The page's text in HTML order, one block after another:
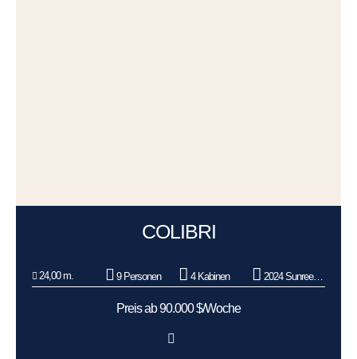
COLIBRI
24,00 m. 9 Personen 4 Kabinen 2024 Sunreef Yachts
Preis ab 90.000 $/Woche